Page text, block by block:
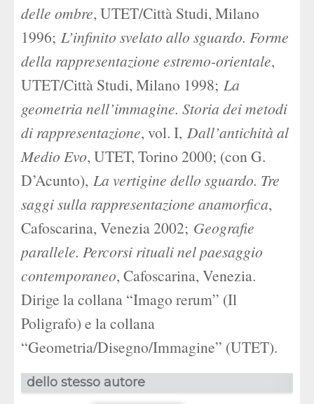
delle ombre, UTET/Città Studi, Milano
1996; L’infinito svelato allo sguardo. Forme
della rappresentazione estremo-orientale,
UTET/Città Studi, Milano 1998; La
geometria nell’immagine. Storia dei metodi
di rappresentazione, vol. I, Dall’antichità al
Medio Evo, UTET, Torino 2000; (con G.
D’Acunto), La vertigine dello sguardo. Tre
saggi sulla rappresentazione anamorfica,
Cafoscarina, Venezia 2002; Geografie
parallele. Percorsi rituali nel paesaggio
contemporaneo, Cafoscarina, Venezia.
Dirige la collana “Imago rerum” (Il
Poligrafo) e la collana
“Geometria/Disegno/Immagine” (UTET).
dello stesso autore